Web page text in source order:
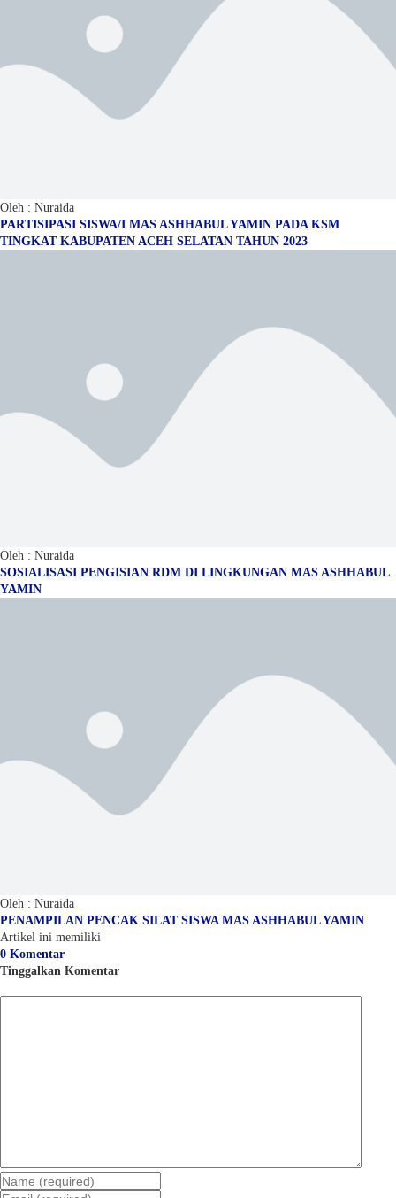
Oleh : Nuraida
PARTISIPASI SISWA/I MAS ASHHABUL YAMIN PADA KSM
TINGKAT KABUPATEN ACEH SELATAN TAHUN 2023
Oleh : Nuraida
SOSIALISASI PENGISIAN RDM DI LINGKUNGAN MAS ASHHABUL
YAMIN
Oleh : Nuraida
PENAMPILAN PENCAK SILAT SISWA MAS ASHHABUL YAMIN
Artikel ini memiliki
0 Komentar
Tinggalkan Komentar